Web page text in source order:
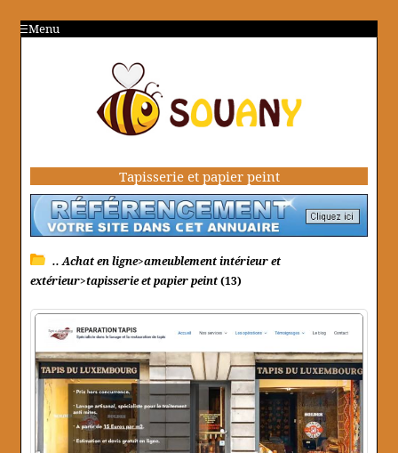
Menu
Tapisserie et papier peint
.. Achat en ligne>ameublement intérieur et
extérieur>tapisserie et papier peint(13)